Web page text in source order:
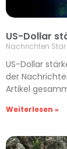
US-Dollar
Nachrichten Star
US-Dollar
der
Artikel
Weiterlesen »